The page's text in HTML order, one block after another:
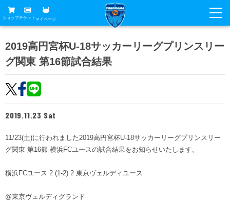
ショップチケット マイページ
グッズ
ホームタウン
トップチーム
メディア
試合
試合日程
チケット
チケットガイド
席種・価格表
チケット購入方法
販売スケジュール
ニッパツシート
チーム
選手・スタッフ
観戦ガイド
クラブ
クラブ概要
ファン
2019高円宮杯U-18サッカーリーグプリンスリー
グ関東 第16節試合結果
2019.11.23 Sat
11/23(土)に行われました2019高円宮杯U-18サッカーリーグプリンスリー
グ関東 第16節 横浜FCユースの試合結果をお知らせいたします。
横浜FCユース 2 (1-2) 2 東京ヴェルディユース
@東京ヴェルディグランド